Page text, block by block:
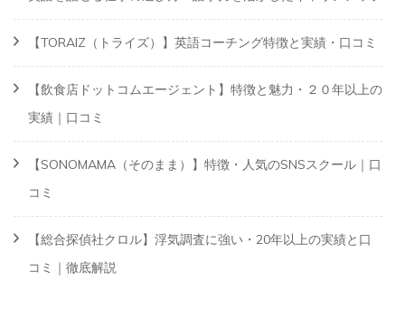
【TORAIZ（トライズ）】英語コーチング特徴と実績・口コミ
【飲食店ドットコムエージェント】特徴と魅力・２０年以上の
実績｜口コミ
【SONOMAMA（そのまま）】特徴・人気のSNSスクール｜口
コミ
【総合探偵社クロル】浮気調査に強い・20年以上の実績と口
コミ｜徹底解説